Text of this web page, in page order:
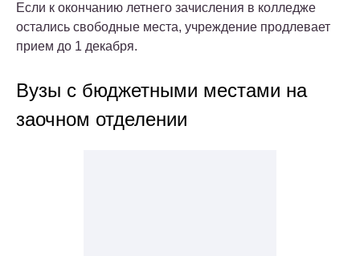
Если к окончанию летнего зачисления в колледже
остались свободные места, учреждение продлевает
прием до 1 декабря.
Вузы с бюджетными местами на
заочном отделении